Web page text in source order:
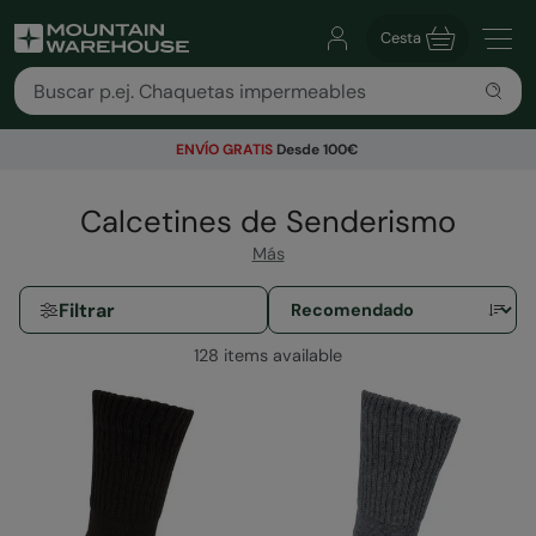
Cesta
ENVÍO GRATISDesde 100€
Calcetines de Senderismo
Más
Filtrar
128 items available